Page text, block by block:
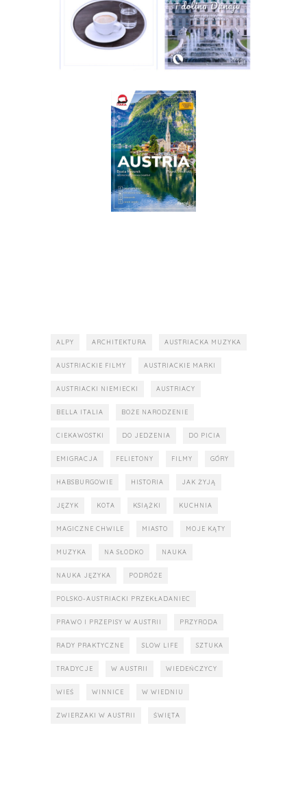
ALPY ARCHITEKTURA AUSTRIACKA MUZYKA
AUSTRIACKIE FILMY AUSTRIACKIE MARKI
AUSTRIACKI NIEMIECKI AUSTRIACY
BELLA ITALIA BOŻE NARODZENIE
CIEKAWOSTKI DO JEDZENIA DO PICIA
EMIGRACJA FELIETONY FILMY GÓRY
HABSBURGOWIE HISTORIA JAK ŻYJĄ
JĘZYK KOTA KSIĄŻKI KUCHNIA
MAGICZNE CHWILE MIASTO MOJE KĄTY
MUZYKA NA SŁODKO NAUKA
NAUKA JĘZYKA PODRÓŻE
POLSKO-AUSTRIACKI PRZEKŁADANIEC
PRAWO I PRZEPISY W AUSTRII PRZYRODA
RADY PRAKTYCZNE SLOW LIFE SZTUKA
TRADYCJE W AUSTRII WIEDEŃCZYCY
WIEŚ WINNICE W WIEDNIU
ZWIERZAKI W AUSTRII ŚWIĘTA